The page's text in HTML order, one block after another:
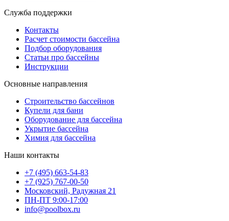
Служба поддержки
Контакты
Расчет стоимости бассейна
Подбор оборудования
Статьи про бассейны
Инструкции
Основные направления
Строительство бассейнов
Купели для бани
Оборудование для бассейна
Укрытие бассейна
Химия для бассейна
Наши контакты
+7 (495) 663-54-83
+7 (925) 767-00-50
Московский, Радужная 21
ПН-ПТ 9:00-17:00
info@poolbox.ru